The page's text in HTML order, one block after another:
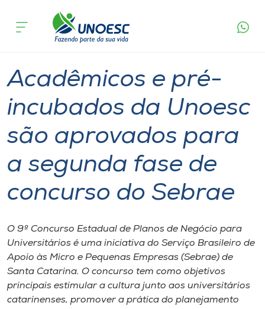
Cursos
Pesquisa
Atendimento ao Estudante
Portal de Ensino
Internacionalização
I.nova
acontece
Sebrae
Acadêmicos e pré-
incubados da Unoesc
são aprovados para
a segunda fase de
concurso do Sebrae
O 9º Concurso Estadual de Planos de Negócio para
Universitários é uma iniciativa do Serviço Brasileiro de
Apoio às Micro e Pequenas Empresas (Sebrae) de
Santa Catarina. O concurso tem como objetivos
principais estimular a cultura junto aos universitários
catarinenses, promover a prática do planejamento